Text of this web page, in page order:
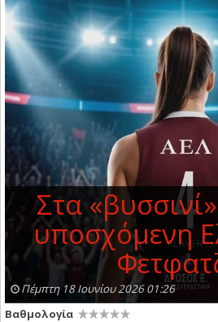
Στα
υποσχόμενη
Πέμπτη 18 Ιουνίου 2026 01:26
Βαθμολογία